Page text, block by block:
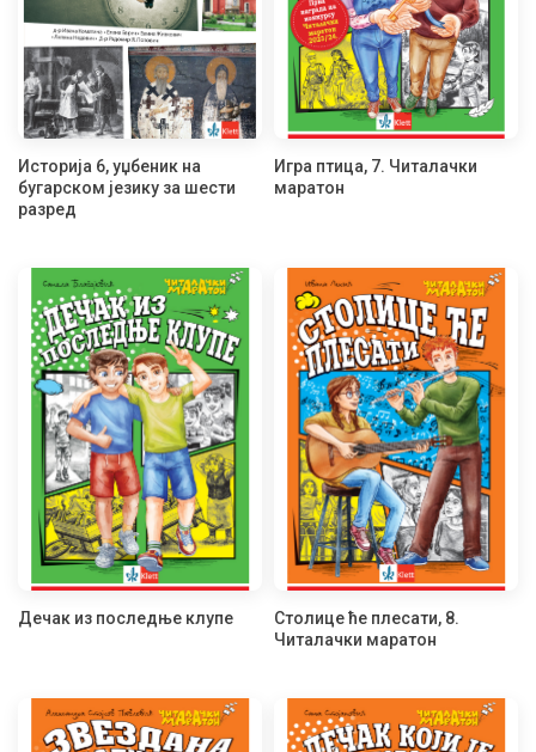
Историја 6, уџбеник на
бугарском језику за шести
разред
Игра птица, 7. Читалачки
маратон
Дечак из последње клупе
Столице ће плесати, 8.
Читалачки маратон